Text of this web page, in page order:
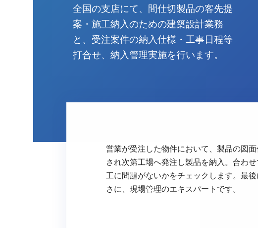
全国の支店にて、間仕切製品の客先提
案・施工納入のための建築設計業務
と、受注案件の納入仕様・工事日程等
打合せ、納入管理実施を行います。
営業が受注した物件において、製品の図
され次第工場へ発注し製品を納入。合わ
工に問題がないかをチェックします。最
さに、現場管理のエキスパートです。